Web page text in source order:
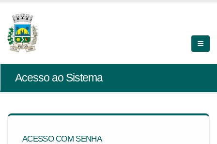
Acesso ao Sistema
ACESSO COM SENHA